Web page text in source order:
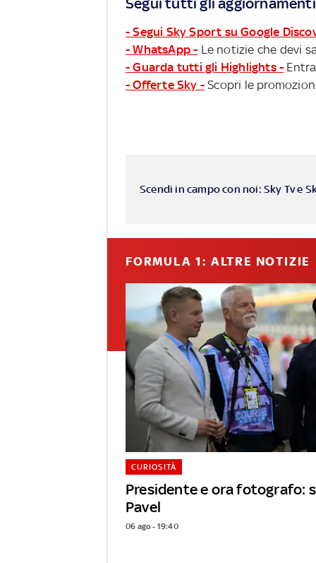
- Segui Sky Sport su Google
- WhatsApp - Le notizie che devi
- Guarda tutti gli Highlights -
- Offerte Sky - Scopri le
Scendi in campo con noi: Sky Tv e
FORMULA 1: ALTRE NOTIZIE
Presidente e ora fotografo:
Pavel
CURIOSITÀ
06 ago - 19:40